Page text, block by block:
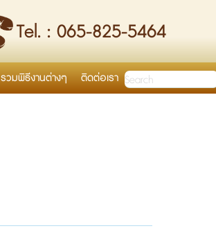
Tel. : 065-825-5464
รวมพิธีงานต่างๆ ติดต่อเรา